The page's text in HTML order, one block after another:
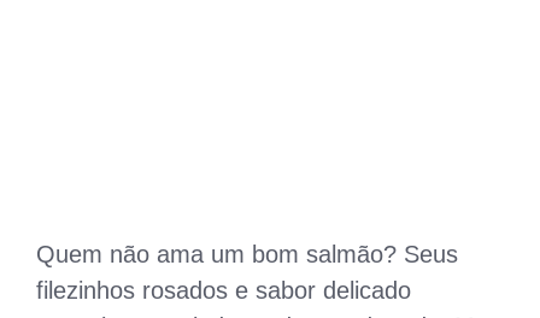
Quem não ama um bom salmão? Seus
filezinhos rosados e sabor delicado